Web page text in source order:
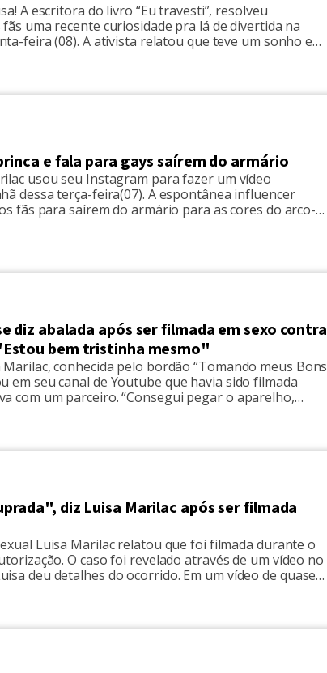
A escritora do livro “Eu travesti”, resolveu
uma recente curiosidade pra lá de divertida na
feira (08). A ativista relatou que teve um sonho e
e fala para gays saírem do armário
usou seu Instagram para fazer um vídeo
dessa terça-feira(07). A espontânea influencer
fãs para saírem do armário para as cores do arco-
diz abalada após ser filmada em sexo contra
bem tristinha mesmo"
conhecida pelo bordão “Tomando meus Bons
em seu canal de Youtube que havia sido filmada
com um parceiro. “Consegui pegar o aparelho,
diz Luisa Marilac após ser filmada
Luisa Marilac relatou que foi filmada durante o
O caso foi revelado através de um vídeo no
deu detalhes do ocorrido. Em um vídeo de quase